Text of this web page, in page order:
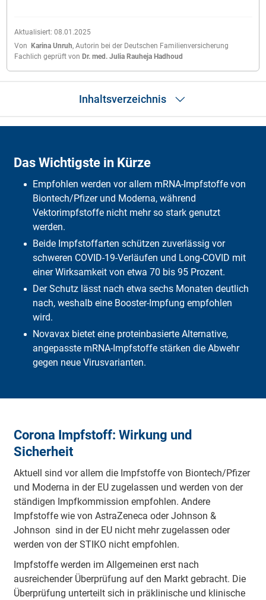
Aktualisiert: 08.01.2025
Von
Karina Unruh, Autorin bei der Deutschen Familienversicherung
Fachlich geprüft von Dr. med. Julia Rauheja Hadhoud
Inhaltsverzeichnis
Warum sollte man sich impfen lassen?
Wer wird mit welchem Impfstoff geimpft?
Wer kann nicht geimpft werden?
Wo kann ich mich gegen Corona impfen lassen?
Kosten
Impfreaktionen- und nebenwirkungen
Häufige Fragen
Fazit
Das Wichtigste in Kürze
Empfohlen werden vor allem mRNA-Impfstoffe von
Biontech/Pfizer und Moderna, während
Vektorimpfstoffe nicht mehr so stark genutzt
werden.
Beide Impfstoffarten schützen zuverlässig vor
schweren COVID-19-Verläufen und Long-COVID mit
einer Wirksamkeit von etwa 70 bis 95 Prozent.
Der Schutz lässt nach etwa sechs Monaten deutlich
nach, weshalb eine Booster-Impfung empfohlen
wird.
Novavax bietet eine proteinbasierte Alternative,
angepasste mRNA-Impfstoffe stärken die Abwehr
gegen neue Virusvarianten.
Corona Impfstoff: Wirkung und
Sicherheit
Aktuell sind vor allem die Impfstoffe von Biontech/Pfizer
und Moderna in der EU zugelassen und werden von der
ständigen Impfkommission empfohlen. Andere
Impfstoffe wie von AstraZeneca oder Johnson &
Johnson sind in der EU nicht mehr zugelassen oder
werden von der STIKO nicht empfohlen.
Impfstoffe werden im Allgemeinen erst nach
ausreichender Überprüfung auf den Markt gebracht. Die
Überprüfung unterteilt sich in präklinische und klinische